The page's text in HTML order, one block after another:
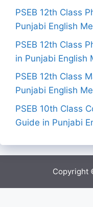
PSEB 12th Class
Punjabi English
PSEB 12th Class
in Punjabi English
PSEB 12th Class
Punjabi English
PSEB 10th Class
Guide in Punjabi
Copyright